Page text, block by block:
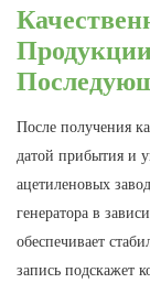
После получения
датой прибытия и
ацетиленовых
генератора в
обеспечивает
запись подскажет